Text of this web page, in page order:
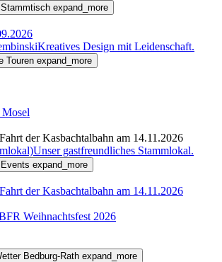
expand_more
Kreatives Design mit Leidenschaft.
Touren expand_more
Mosel
der Kasbachtalbahn am 14.11.2026
Unser gastfreundliches Stammlokal.
expand_more
der Kasbachtalbahn am 14.11.2026
Weihnachtsfest 2026
Bedburg-Rath expand_more